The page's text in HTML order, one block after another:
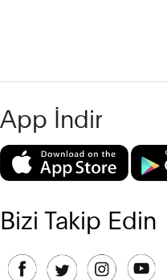
App İndir
Bizi Takip Edin